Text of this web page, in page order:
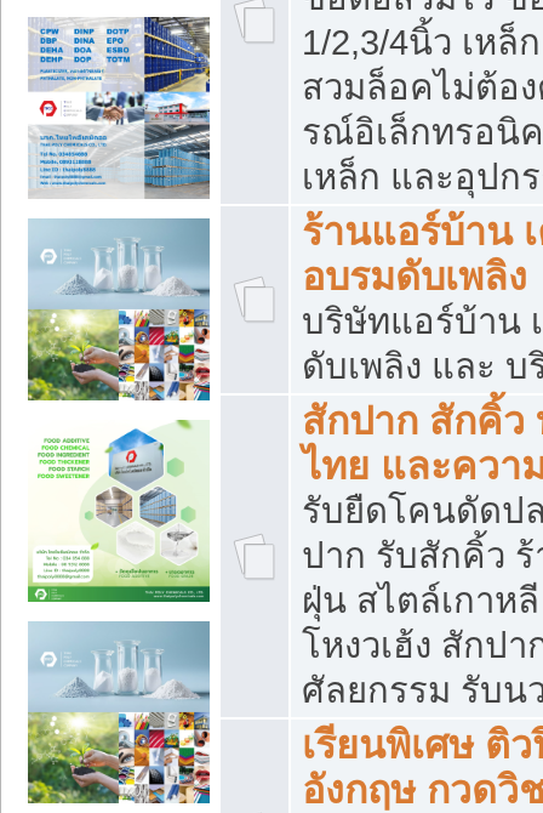
1/2,3/4นิ้ว เหล็
สวมล็อคไม่ต้อ
รณ์อิเล็กทรอนิ
เหล็ก และอุปก
ร้านแอร์บ้าน
อบรมดับเพลิง
บริษัทแอร์บ้าน
ดับเพลิง และ
สักปาก สักคิ้
ไทย และควา
รับยืดโคนดัดป
ปาก รับสักคิ้ว
ฝุ่น สไตล์เกาห
โหงวเฮ้ง สักป
ศัลยกรรม รับน
เรียนพิเศษ ติ
อังกฤษ กวดวิ